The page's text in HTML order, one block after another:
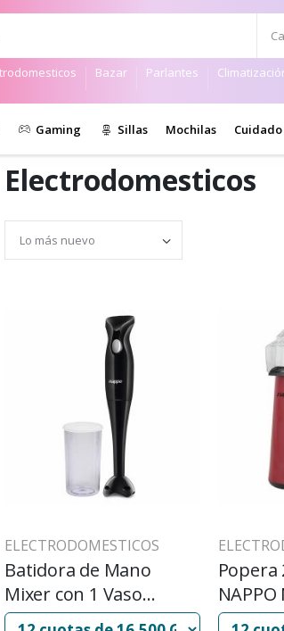
Bazar Parlantes
Gaming Sillas Mochilas
Electrodomesticos
ELECTRODOMESTICOS
Batidora de Mano
Mixer con 1 Vaso
NAPPO 350W(NG)
Popera 220-240 60HZ
NAPPO
1200W